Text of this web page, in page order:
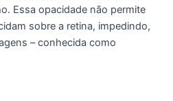
Essa opacidade não permite
sobre a retina, impedindo,
– conhecida como